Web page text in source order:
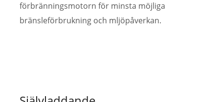
förbränningsmotorn för minsta möjliga
bränsleförbrukning och mljöpåverkan.